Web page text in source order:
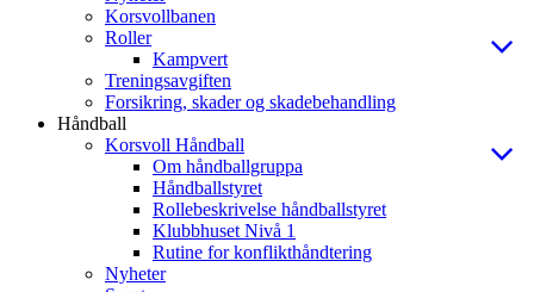
Korsvollbanen
Roller
Kampvert
Treningsavgiften
Forsikring, skader og skadebehandling
Håndball
Korsvoll Håndball
Om håndballgruppa
Håndballstyret
Rollebeskrivelse håndballstyret
Klubbhuset Nivå 1
Rutine for konflikthåndtering
Nyheter